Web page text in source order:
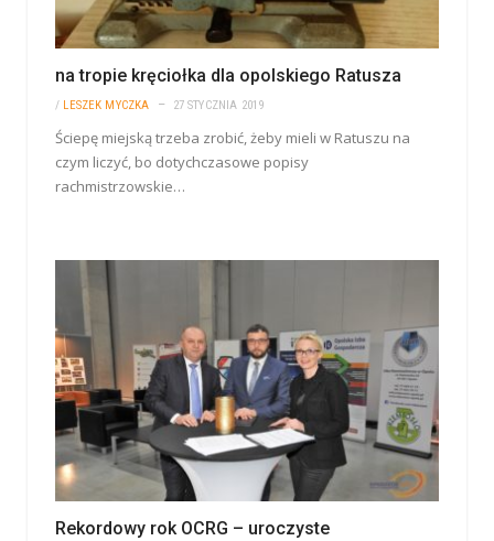
na tropie kręciołka dla opolskiego Ratusza
/ LESZEK MYCZKA 27 STYCZNIA 2019
Ściepę miejską trzeba zrobić, żeby mieli w Ratuszu na
czym liczyć, bo dotychczasowe popisy
rachmistrzowskie…
Rekordowy rok OCRG – uroczyste